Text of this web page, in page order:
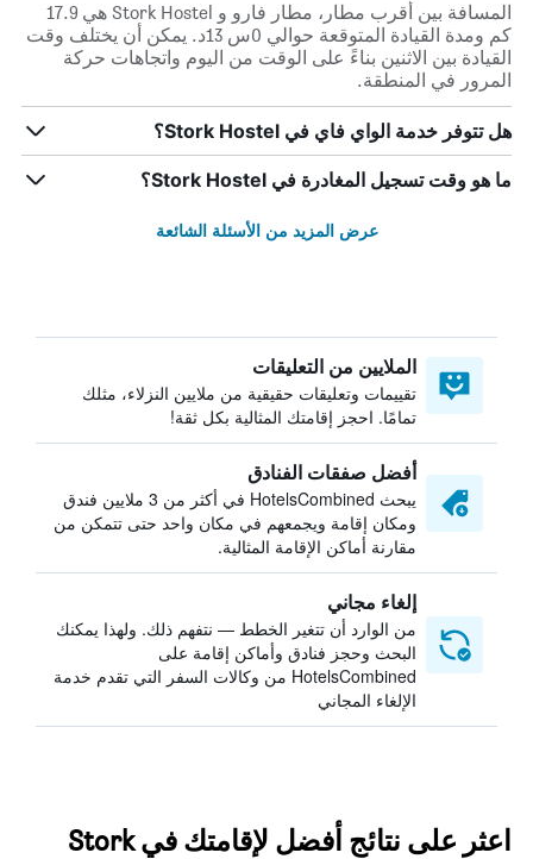
المسافة بين أقرب مطار، مطار فارو و Stork Hostel هي 17.9
كم ومدة القيادة المتوقعة حوالي 0س 13د. يمكن أن يختلف وقت
القيادة بين الاثنين بناءً على الوقت من اليوم واتجاهات حركة
المرور في المنطقة.
هل تتوفر خدمة الواي فاي في Stork Hostel؟
ما هو وقت تسجيل المغادرة في Stork Hostel؟
عرض المزيد من الأسئلة الشائعة
الملايين من التعليقات
تقييمات وتعليقات حقيقية من ملايين النزلاء، مثلك
تمامًا. احجز إقامتك المثالية بكل ثقة!
أفضل صفقات الفنادق
يبحث HotelsCombined في أكثر من 3 ملايين فندق
ومكان إقامة ويجمعهم في مكان واحد حتى تتمكن من
مقارنة أماكن الإقامة المثالية.
إلغاء مجاني
من الوارد أن تتغير الخطط — نتفهم ذلك. ولهذا يمكنك
البحث وحجز فنادق وأماكن إقامة على
HotelsCombined من وكالات السفر التي تقدم خدمة
الإلغاء المجاني
اعثر على نتائج أفضل لإقامتك في Stork